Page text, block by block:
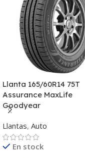
Llanta 165/60R14 75T
Assurance MaxLife
Goodyear
Llantas, Auto
En stock